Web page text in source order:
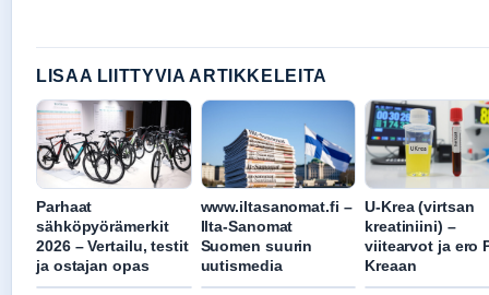
LISAA LIITTYVIA ARTIKKELEITA
Parhaat
sähköpyörämerkit
2026 – Vertailu, testit
ja ostajan opas
www.iltasanomat.fi –
Ilta-Sanomat
Suomen suurin
uutismedia
U-Krea (virtsan
kreatiniini) –
viitearvot ja ero
Kreaan